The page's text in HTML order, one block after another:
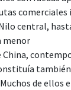
comerciales
central,
menor
de ellos